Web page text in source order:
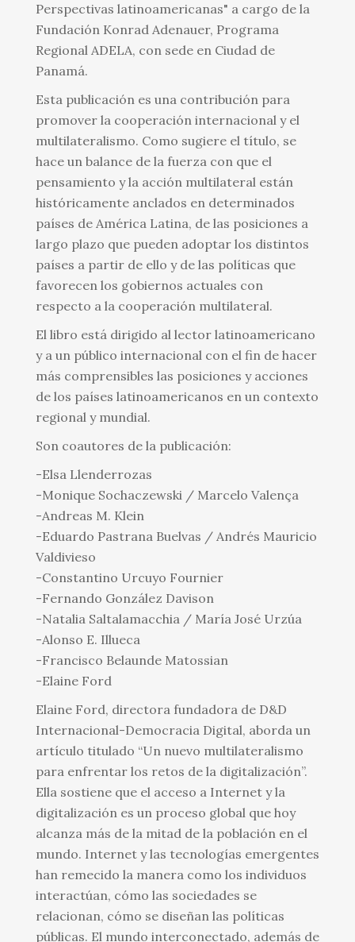
Perspectivas latinoamericanas" a cargo de la
Fundación Konrad Adenauer, Programa
Regional ADELA, con sede en Ciudad de
Panamá.
Esta publicación es una contribución para
promover la cooperación internacional y el
multilateralismo. Como sugiere el título, se
hace un balance de la fuerza con que el
pensamiento y la acción multilateral están
históricamente anclados en determinados
países de América Latina, de las posiciones a
largo plazo que pueden adoptar los distintos
países a partir de ello y de las políticas que
favorecen los gobiernos actuales con
respecto a la cooperación multilateral.
El libro está dirigido al lector latinoamericano
y a un público internacional con el fin de hacer
más comprensibles las posiciones y acciones
de los países latinoamericanos en un contexto
regional y mundial.
Son coautores de la publicación:
-Elsa Llenderrozas
-Monique Sochaczewski / Marcelo Valença
-Andreas M. Klein
-Eduardo Pastrana Buelvas / Andrés Mauricio
Valdivieso
-Constantino Urcuyo Fournier
-Fernando González Davison
-Natalia Saltalamacchia / María José Urzúa
-Alonso E. Illueca
-Francisco Belaunde Matossian
-Elaine Ford
Elaine Ford, directora fundadora de D&D
Internacional-Democracia Digital, aborda un
artículo titulado “Un nuevo multilateralismo
para enfrentar los retos de la digitalización”.
Ella sostiene que el acceso a Internet y la
digitalización es un proceso global que hoy
alcanza más de la mitad de la población en el
mundo. Internet y las tecnologías emergentes
han remecido la manera como los individuos
interactúan, cómo las sociedades se
relacionan, cómo se diseñan las políticas
públicas. El mundo interconectado, además de